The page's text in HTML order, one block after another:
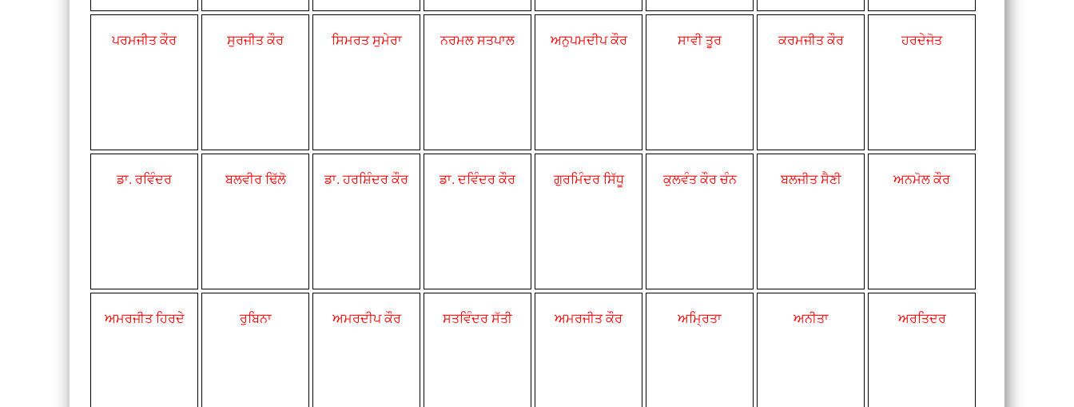
ਪਰਮਜੀਤ ਕੌਰ ਸੁਰਜੀਤ ਕੌਰ ਸਿਮਰਤ ਸੁਮੇਰਾ ਨਰਮਲ ਸਤਪਾਲ ਅਨੁਪਮਦੀਪ ਕੌਰ ਸਾਵੀ ਤੂਰ ਕਰਮਜੀਤ ਕੌਰ ਹਰਦੇਜੋਤ
ਡਾ. ਰਵਿੰਦਰ ਬਲਵੀਰ ਢਿੱਲੋ ਡਾ. ਹਰਸ਼ਿੰਦਰ ਕੌਰ ਡਾ. ਦਵਿੰਦਰ ਕੌਰ ਗੁਰਮਿੰਦਰ ਸਿੱਧੂ ਕੁਲਵੰਤ ਕੌਰ ਚੰਨ ਬਲਜੀਤ ਸੈਣੀ ਅਨਮੋਲ ਕੌਰ
ਅਮਰਜੀਤ ਹਿਰਦੇ ਰੁਬਿਨਾ ਅਮਰਦੀਪ ਕੌਰ ਸਤਵਿੰਦਰ ਸੱਤੀ ਅਮਰਜੀਤ ਕੌਰ ਅਮ੍ਰਿਤਾ ਅਨੀਤਾ ਅਰਤਿਦਰ